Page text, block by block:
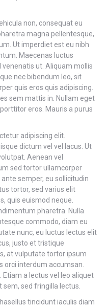
non, consequat eu
magna pellentesque,
Ut imperdiet est eu nibh
Maecenas luctus
ut. Aliquam mollis
nec bibendum leo, sit
quis eros quis adipiscing.
sem mattis in. Nullam eget
eros. Mauris a purus
adipiscing elit.
dictum vel vel lacus. Ut
Aenean vel
sed tortor ullamcorper
semper, eu sollicitudin
tortor, sed varius elit
quis euismod neque.
pharetra. Nulla
commodo, diam eu
nunc, eu luctus lectus elit
justo et tristique
at vulputate tortor ipsum
orci interdum accumsan.
Etiam a lectus vel leo aliquet
sed fringilla lectus.
tincidunt iaculis diam